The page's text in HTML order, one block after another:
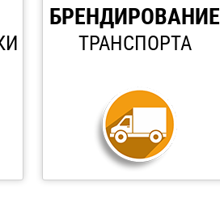
БРЕНДИРОВАНИЕ
ТРАНСПОРТА